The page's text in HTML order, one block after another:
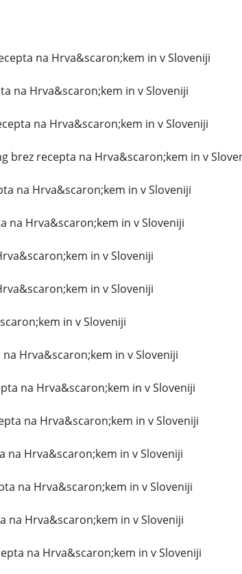
na Hrva&scaron;kem in v Sloveniji
na Hrva&scaron;kem in v Sloveniji
na Hrva&scaron;kem in v Sloveniji
brez recepta na Hrva&scaron;kem in v
na Hrva&scaron;kem in v Sloveniji
na Hrva&scaron;kem in v Sloveniji
in v Sloveniji
in v Sloveniji
in v Sloveniji
Hrva&scaron;kem in v Sloveniji
na Hrva&scaron;kem in v Sloveniji
na Hrva&scaron;kem in v Sloveniji
na Hrva&scaron;kem in v Sloveniji
na Hrva&scaron;kem in v Sloveniji
na Hrva&scaron;kem in v Sloveniji
na Hrva&scaron;kem in v Sloveniji